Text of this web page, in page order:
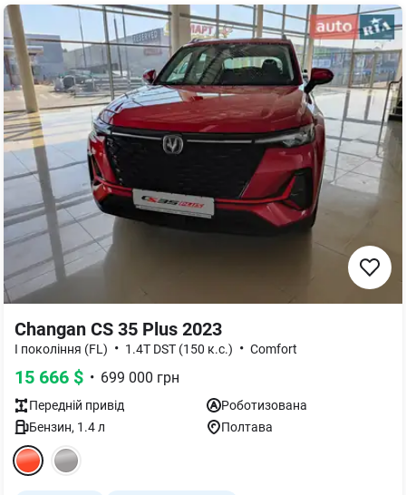
Changan CS 35 Plus 2023
I покоління (FL) • 1.4T DST (150 к.с.) • Comfort
15 666 $ • 699 000 грн
Передній привід
Роботизована
Бензин, 1.4л Полтава